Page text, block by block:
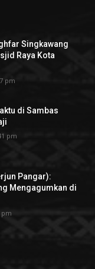
Singkawang
Raya Kota
pm
di Sambas
pm
Pangar):
Mengagumkan di
pm